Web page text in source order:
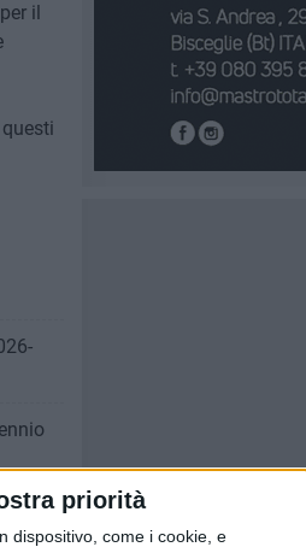
priorità
dispositivo, come i cookie, e
il